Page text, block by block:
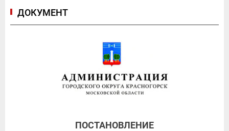
ДОКУМЕНТ
ПОСТАНОВЛЕНИЕ